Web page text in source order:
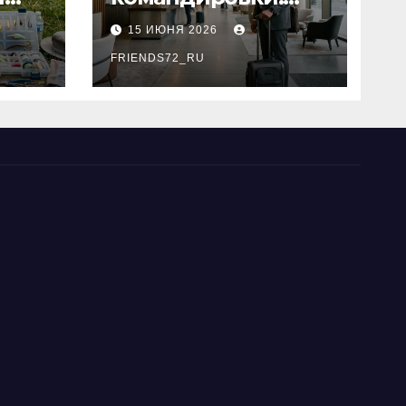
основные
критерии выбора
15 ИЮНЯ 2026
FRIENDS72_RU